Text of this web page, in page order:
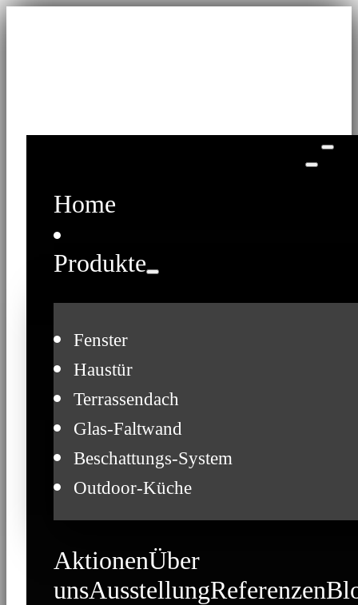
Home
Produkte
Fenster
Haustür
Terrassendach
Glas-Faltwand
Beschattungs-System
Outdoor-Küche
AktionenÜber
unsAusstellungReferenzen